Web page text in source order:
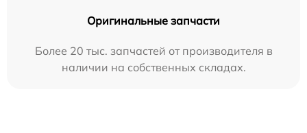
Оригинальные запчасти
Более 20 тыс. запчастей от производителя в
наличии на собственных складах.